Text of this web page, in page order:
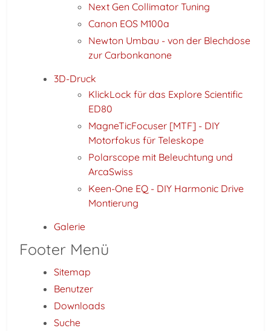
Next Gen Collimator Tuning
Canon EOS M100a
Newton Umbau - von der Blechdose
zur Carbonkanone
3D-Druck
KlickLock für das Explore Scientific
ED80
MagneTicFocuser [MTF] - DIY
Motorfokus für Teleskope
Polarscope mit Beleuchtung und
ArcaSwiss
Keen-One EQ - DIY Harmonic Drive
Montierung
Galerie
Footer Menü
Sitemap
Benutzer
Downloads
Suche